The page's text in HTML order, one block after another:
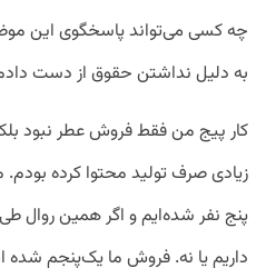
چه کسی می‌تواند پاسخگوی این
به دلیل نداشتن حقوق از دست
کار پیج من فقط فروش عطر نبود
پنج نفر شده‌ایم و اگر همین روال
داریم یا نه. فروش ما یک‌پنجم شده